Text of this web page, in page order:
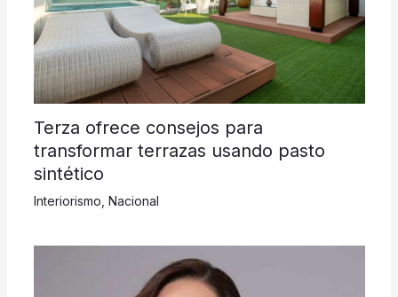
Terza ofrece consejos para
transformar terrazas usando pasto
sintético
Interiorismo Nacional